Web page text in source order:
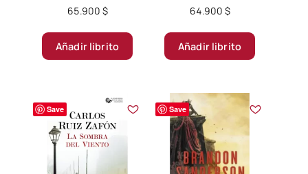
65.900 $
Añadir librito
64.900 $
Añadir librito
Save Save